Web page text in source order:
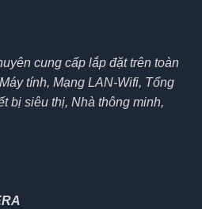
cung cấp lắp đặt trên toàn
tính, Mạng LAN-Wifi, Tổng
bị siêu thị, Nhà thông minh,